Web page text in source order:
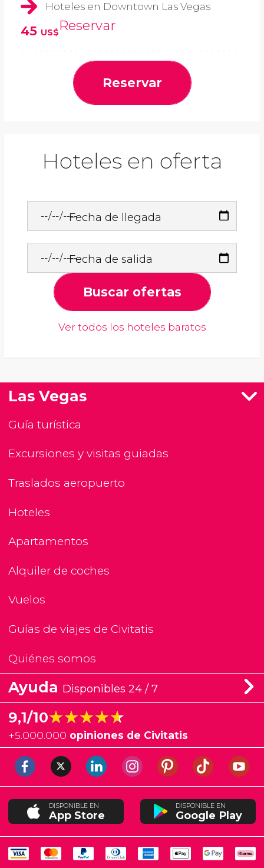
Hoteles en Downtown Las Vegas
45 US$Reservar
Reservar
Hoteles en oferta
Fecha de llegada
Fecha de salida
Buscar ofertas
Ver todos los hoteles baratos
Las Vegas
Guía turística
Excursiones y visitas guiadas
Traslados aeropuerto
Hoteles
Apartamentos
Alquiler de coches
Vuelos
Guías de viajes de Civitatis
Quiénes somos
Ayuda Disponibles 24 / 7
9,1/10★★★★★
★★★★★
+5.000.000 opiniones de Civitatis
DISPONIBLE EN
App Store
DISPONIBLE EN
Google Play